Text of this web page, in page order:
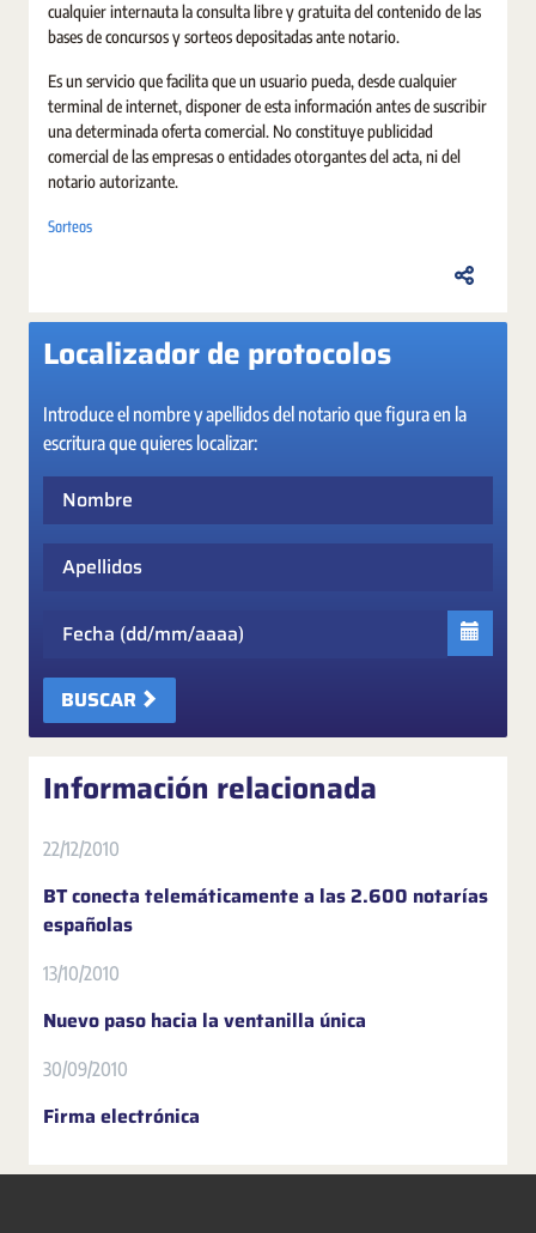
cualquier internauta la consulta libre y gratuita del contenido de las
bases de concursos y sorteos depositadas ante notario.
Es un servicio que facilita que un usuario pueda, desde cualquier
terminal de internet, disponer de esta información antes de suscribir
una determinada oferta comercial. No constituye publicidad
comercial de las empresas o entidades otorgantes del acta, ni del
notario autorizante.
Sorteos
Localizador de protocolos
Introduce el nombre y apellidos del notario que figura en la
escritura que quieres localizar:
Apellidos
BUSCAR
Información relacionada
22/12/2010
BT conecta telemáticamente a las 2.600 notarías
españolas
13/10/2010
Nuevo paso hacia la ventanilla única
30/09/2010
Firma electrónica